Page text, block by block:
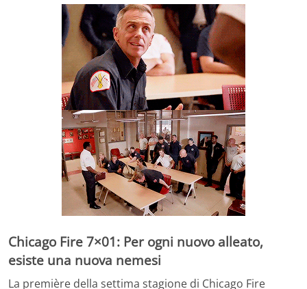
Chicago Fire 7×01: Per ogni nuovo alleato,
esiste una nuova nemesi
La première della settima stagione di Chicago Fire